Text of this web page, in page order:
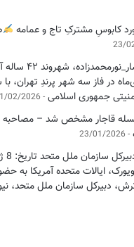
کابوسِ مشترکِ تاج و عمامه
23/
کشته شدن
جمعه ۱۹ دی‌ماه در فاز سه شهر پرندِ تهران،
جمهوری اسلامی 02/2026
قاجار مشخص شد –
23/01/2026
نیویورک، ایالات متحده آمریکا به
دبیرکل سازمان ملل متحد،